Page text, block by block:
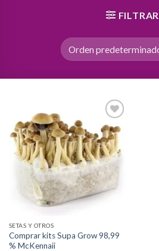
FILTRAR
Add to
wishlist
SETAS Y OTROS
Comprar kits Supa Grow 98,99
% McKennaii